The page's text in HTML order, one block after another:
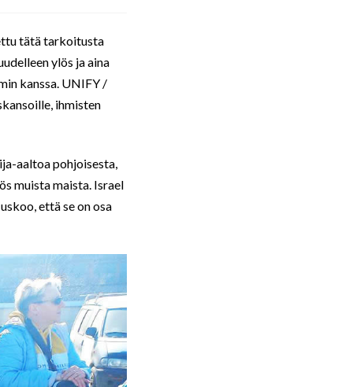
tätä tarkoitusta
ylös ja aina
kanssa. UNIFY /
ihmisten
aaltoa pohjoisesta,
muista maista. Israel
että se on osa